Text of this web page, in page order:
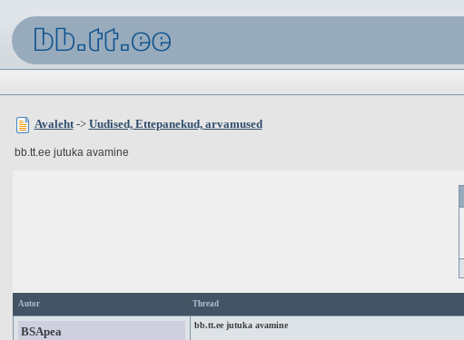
Avaleht-> Uudised, Ettepanekud, arvamused
bb.tt.ee jutuka avamine
Autor Thread
BSApea bb.tt.ee jutuka avamine